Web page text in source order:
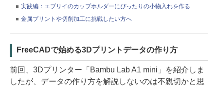
実践編：エブリイのカップホルダーにぴったりの小物入れを作る
金属プリントや切削加工に挑戦したい方へ
FreeCADで始める3Dプリントデータの作り方
前回、3Dプリンター「Bambu Lab A1 mini」を紹介しま
したが、データの作り方を解説しないのは不親切かと思